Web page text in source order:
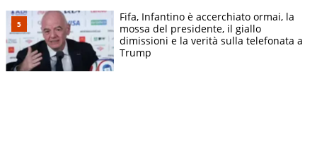
Fifa, Infantino è accerchiato ormai, la
mossa del presidente, il giallo
dimissioni e la verità sulla telefonata a
Trump